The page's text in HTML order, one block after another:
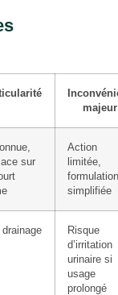
majeur
sur
Action
limitée,
formulation
simplifiée
drainage
Risque
d’irritation
urinaire si
usage
prolongé